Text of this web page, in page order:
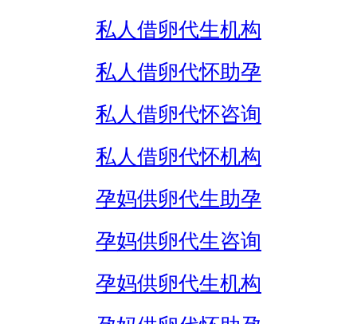
私人借卵代生机构
私人借卵代怀助孕
私人借卵代怀咨询
私人借卵代怀机构
孕妈供卵代生助孕
孕妈供卵代生咨询
孕妈供卵代生机构